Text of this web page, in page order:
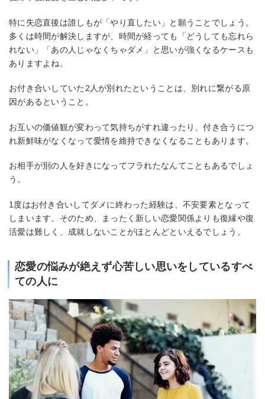
特に失恋直後は誰しもが「やり直したい」と願うことでしょう。
多くは時間が解決しますが、時間が経っても「どうしても忘れら
れない」「あの人じゃなくちゃダメ」と思いが強くなるケースも
ありますよね。
お付き合いしていた2人が別れたということは、別れに繋がる原
因があるということ。
お互いの価値観が変わって気持ちがすれ違ったり、付き合うにつ
れ新鮮味がなくなって愛情を維持できなくなることもあります。
お相手が別の人を好きになってフラれたなんてこともあるでしょ
う。
1度はお付き合いしてダメに終わった経験は、不安要素となって
しまいます。そのため、まったく新しい恋愛関係よりも復縁や復
活愛は難しく、成就しないことがほとんどといえるでしょう。
恋愛の悩みが絶えず心苦しい思いをしているすべ
ての人に